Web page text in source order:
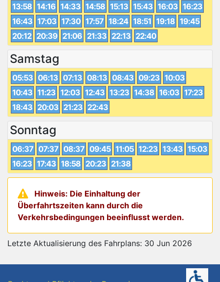
13:58 14:16 14:33 14:58 15:13 15:43 16:03 16:23
16:43 17:03 17:30 17:57 18:24 18:51 19:18 19:45
20:12 20:39 21:06 21:33 22:13 22:40
Samstag
05:53 06:13 07:13 08:13 08:43 09:23 10:03
10:43 11:23 12:03 12:43 13:23 14:38 16:03 17:23
18:43 20:03 21:23 22:43
Sonntag
06:37 07:37 08:37 09:45 11:05 12:23 13:43 15:03
16:23 17:43 18:58 20:23 21:38
Hinweis: Die Einhaltung der
Überfahrtszeiten kann durch die
Verkehrsbedingungen beeinflusst werden.
Letzte Aktualisierung des Fahrplans: 30 Jun 2026